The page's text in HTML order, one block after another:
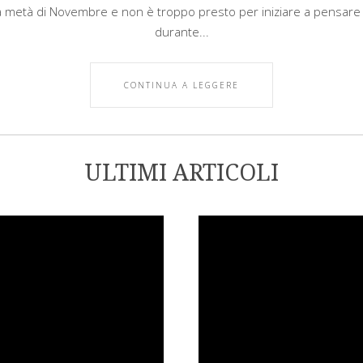
metà di Novembre e non è troppo presto per iniziare a
durante...
CONTINUA A LEGGERE
ULTIMI ARTICOLI